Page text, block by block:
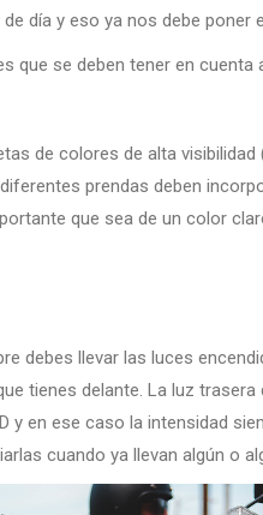
día y eso ya nos debe poner
que se deben tener en cuenta
de colores de alta
prendas deben
que sea de un color
debes llevar las luces
tienes delante. La luz
y en ese caso la intensidad
cuando ya llevan algún o